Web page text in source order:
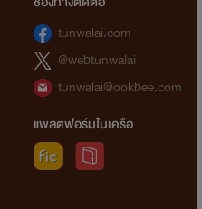
tunwalai.com
@webtunwalai
tunwalai@ookbee.com
แพลตฟอร์มในเครือ